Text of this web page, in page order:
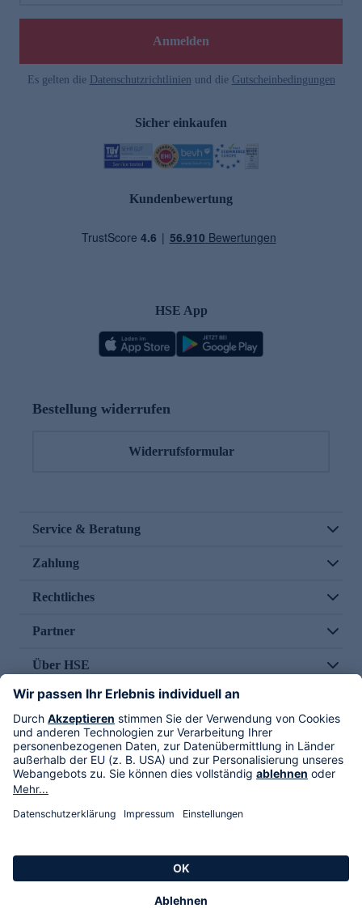
Anmelden
Es gelten die Datenschutzrichtlinien und die Gutscheinbedingungen
Sicher einkaufen
Kundenbewertung
HSE App
Bestellung widerrufen
Widerrufsformular
Service & Beratung
Zahlung
Rechtliches
Partner
Über HSE
Im TV
HSE International